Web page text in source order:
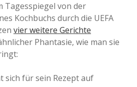
Tagesspiegel von der
Kochbuchs durch die UEFA
vier weitere Gerichte
Phantasie, wie man sie
sich für sein Rezept auf